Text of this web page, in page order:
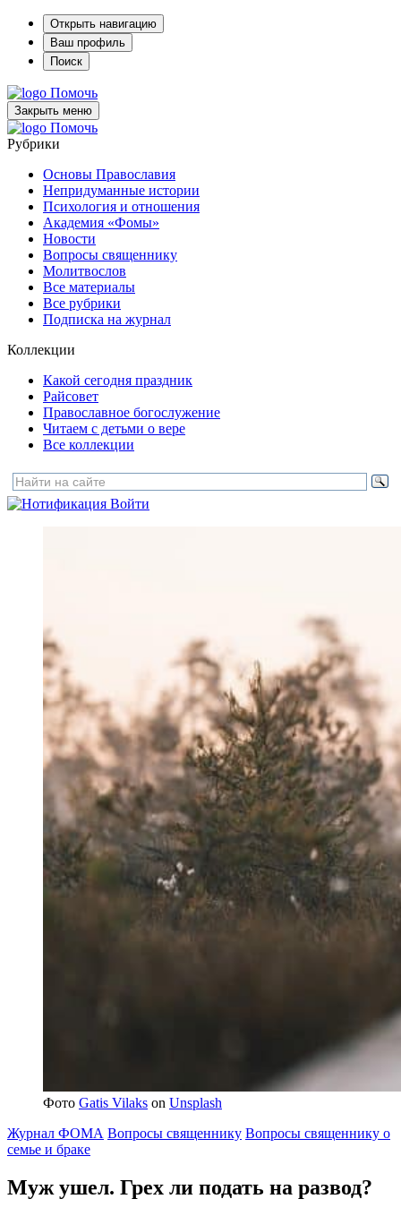
Открыть навигацию
Ваш профиль
Поиск
Помочь
Закрыть меню
Помочь
Рубрики
Основы Православия
Непридуманные истории
Психология и отношения
Академия «Фомы»
Новости
Вопросы священнику
Молитвослов
Все материалы
Все рубрики
Подписка на журнал
Коллекции
Какой сегодня праздник
Райсовет
Православное богослужение
Читаем с детьми о вере
Все коллекции
Войти
Фото Gatis Vilaks on Unsplash
Журнал ФОМА Вопросы священнику Вопросы священнику о
семье и браке
Муж ушел. Грех ли подать на развод?